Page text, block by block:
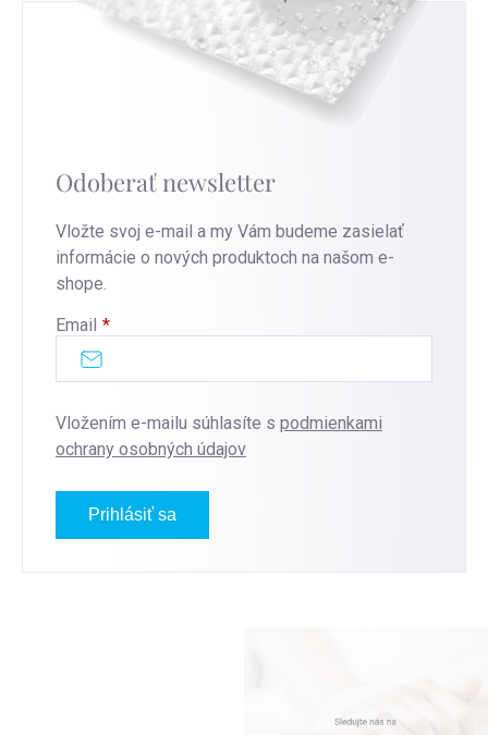
Odoberať newsletter
Vložte svoj e-mail a my Vám budeme zasielať
informácie o nových produktoch na našom e-
shope.
Email
Vložením e-mailu súhlasíte s podmienkami
ochrany osobných údajov
Prihlásiť sa